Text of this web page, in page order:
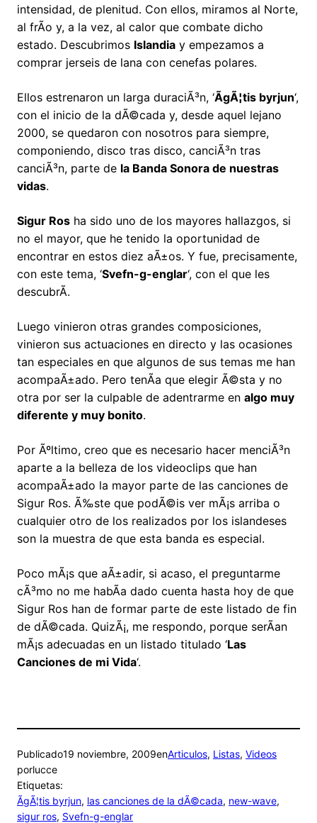
intensidad, de plenitud. Con ellos, miramos al Norte,
al frÃ­o y, a la vez, al calor que combate dicho
estado. Descubrimos Islandia y empezamos a
comprar jerseis de lana con cenefas polares.
Ellos estrenaron un larga duraciÃ³n, ‘ÃgÃ¦tis byrjun‘,
con el inicio de la dÃ©cada y, desde aquel lejano
2000, se quedaron con nosotros para siempre,
componiendo, disco tras disco, canciÃ³n tras
canciÃ³n, parte de la Banda Sonora de nuestras
vidas.
Sigur Ros ha sido uno de los mayores hallazgos, si
no el mayor, que he tenido la oportunidad de
encontrar en estos diez aÃ±os. Y fue, precisamente,
con este tema, ‘Svefn-g-englar‘, con el que les
descubrÃ­.
Luego vinieron otras grandes composiciones,
vinieron sus actuaciones en directo y las ocasiones
tan especiales en que algunos de sus temas me han
acompaÃ±ado. Pero tenÃ­a que elegir Ã©sta y no
otra por ser la culpable de adentrarme en algo muy
diferente y muy bonito.
Por Ãºltimo, creo que es necesario hacer menciÃ³n
aparte a la belleza de los videoclips que han
acompaÃ±ado la mayor parte de las canciones de
Sigur Ros. Ã‰ste que podÃ©is ver mÃ¡s arriba o
cualquier otro de los realizados por los islandeses
son la muestra de que esta banda es especial.
Poco mÃ¡s que aÃ±adir, si acaso, el preguntarme
cÃ³mo no me habÃ­a dado cuenta hasta hoy de que
Sigur Ros han de formar parte de este listado de fin
de dÃ©cada. QuizÃ¡, me respondo, porque serÃ­an
mÃ¡s adecuadas en un listado titulado ‘Las
Canciones de mi Vida‘.
Publicado19 noviembre, 2009enArticulos, Listas, Videos
porlucce
Etiquetas:
ÃgÃ¦tis byrjun, las canciones de la dÃ©cada, new-wave
sigur ros, Svefn-g-englar